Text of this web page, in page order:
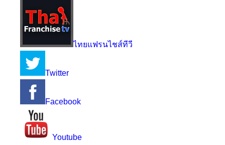
ไทยแฟรนไชส์ทีวี
Twitter
Facebook
Youtube